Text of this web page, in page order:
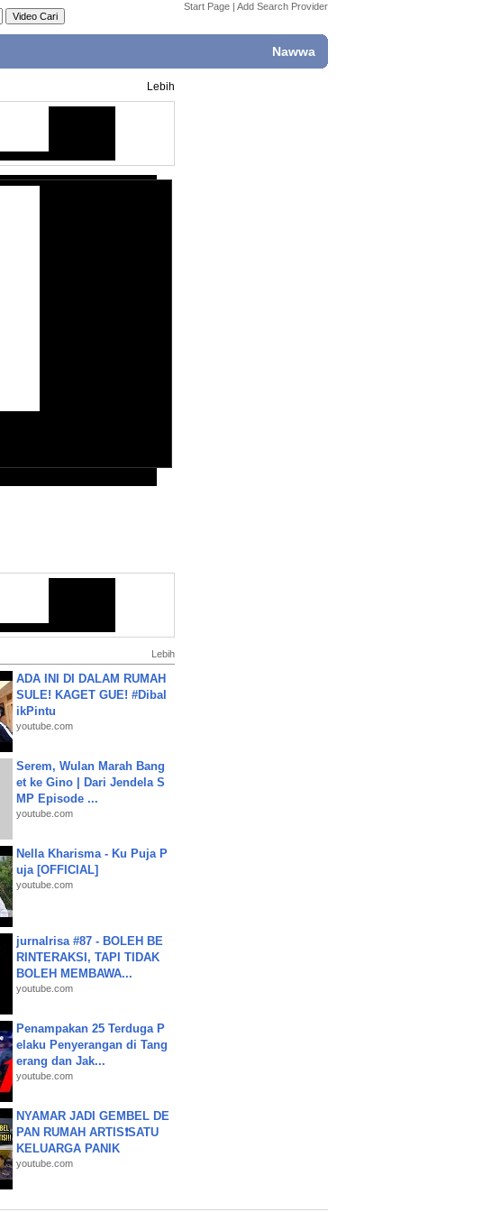
Start Page | Add Search Provider
Nawwa
Lebih
Lebih
ADA INI DI DALAM RUMAH
SULE! KAGET GUE! #Dibal
ikPintu
youtube.com
Serem, Wulan Marah Bang
et ke Gino | Dari Jendela S
MP Episode ...
youtube.com
Nella Kharisma - Ku Puja P
uja [OFFICIAL]
youtube.com
jurnalrisa #87 - BOLEH BE
RINTERAKSI, TAPI TIDAK
BOLEH MEMBAWA...
youtube.com
Penampakan 25 Terduga P
elaku Penyerangan di Tang
erang dan Jak...
youtube.com
NYAMAR JADI GEMBEL DE
PAN RUMAH ARTIS❗SATU
KELUARGA PANIK
youtube.com